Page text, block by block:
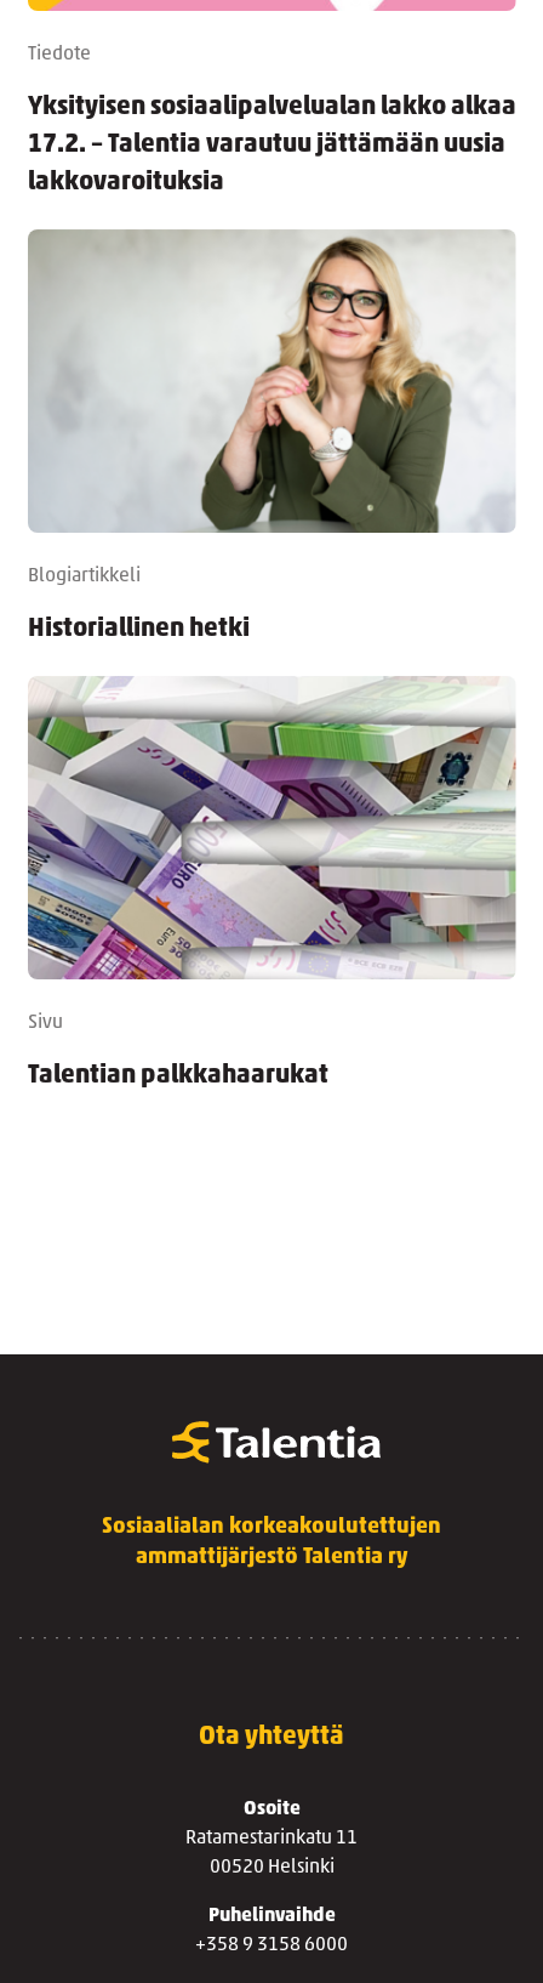
Tiedote
Yksityisen sosiaalipalvelualan lakko alkaa
17.2. – Talentia varautuu jättämään uusia
lakkovaroituksia
Blogiartikkeli
Historiallinen hetki
Sivu
Talentian palkkahaarukat
Sosiaalialan korkeakoulutettujen
ammattijärjestö Talentia ry
Ota yhteyttä
Osoite
Ratamestarinkatu 11
00520 Helsinki
Puhelinvaihde
+358 9 3158 6000